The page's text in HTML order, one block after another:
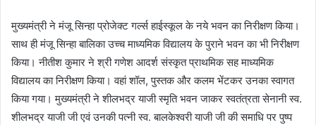
मुख्यमंत्री ने मंजू सिन्हा प्रोजेक्ट गर्ल्स हाईस्कूल के नये भवन का निरीक्षण किया।
साथ ही मंजू सिन्हा बालिका उच्च माध्यमिक विद्यालय के पुराने भवन का भी निरीक्षण
किया। नीतीश कुमार ने श्री गणेश आदर्श संस्कृत प्राथमिक सह माध्यमिक
विद्यालय का निरीक्षण किया। वहां शॉल, पुस्तक और कलम भेंटकर उनका स्वागत
किया गया। मुख्यमंत्री ने शीलभद्र याजी स्मृति भवन जाकर स्वतंत्रता सेनानी स्व.
शीलभद्र याजी जी एवं उनकी पत्नी स्व. बालकेश्वरी याजी जी की समाधि पर पुष्प